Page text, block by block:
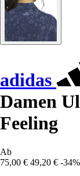
adidas
Damen
Feeling
Ab
75,00 € 49,20 € -34%